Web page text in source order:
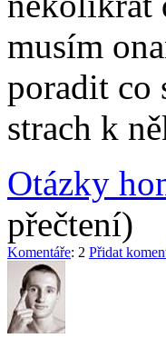
musím
poradit co
strach k
Otázky
přečtení)
Komentáře: 2 Přidat